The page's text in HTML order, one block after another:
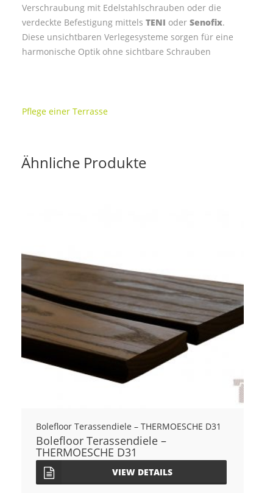
Verschraubung mit Edelstahlschrauben oder die
verdeckte Befestigung mittels TENI oder Senofix.
Diese unsichtbaren Verlegesysteme sorgen für eine
harmonische Optik ohne sichtbare Schrauben
Pflege einer Terrasse
Ähnliche Produkte
Bolefloor Terassendiele – THERMOESCHE D31
Bolefloor Terassendiele –
THERMOESCHE D31
VIEW DETAILS